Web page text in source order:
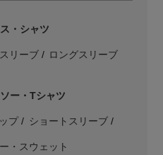
エフシーエル」の
・シャツ
リーブ ロングスリーブ
ー・Tシャツ
プ ショートスリーブ
・スウェット